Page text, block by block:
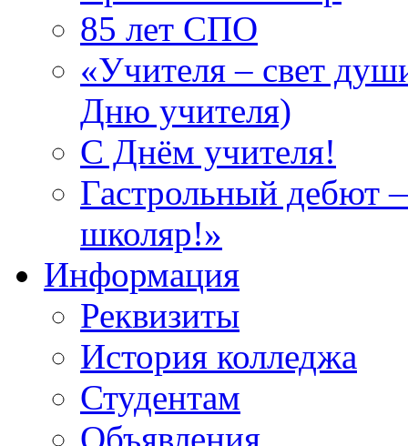
85 лет СПО
«Учителя – свет
Дню учителя)
С Днём учителя!
Гастрольный дебют
школяр!»
Информация
Реквизиты
История колледжа
Студентам